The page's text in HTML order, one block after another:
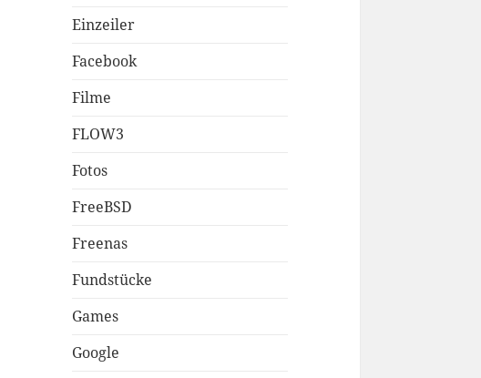
Einzeiler
Facebook
Filme
FLOW3
Fotos
FreeBSD
Freenas
Fundstücke
Games
Google